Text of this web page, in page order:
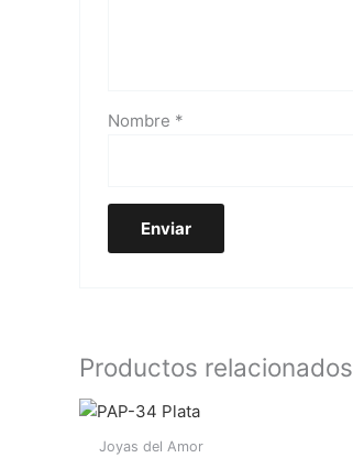
Nombre *
Productos relacionados
Joyas del Amor